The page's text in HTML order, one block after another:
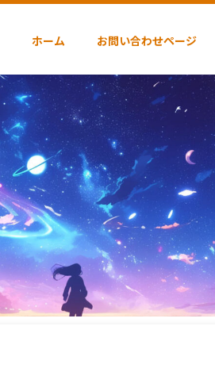
ホーム お問い合わせページ